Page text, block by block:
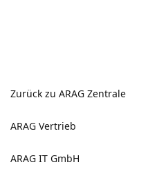
Zurück zu ARAG Zentrale
ARAG Vertrieb
ARAG IT GmbH